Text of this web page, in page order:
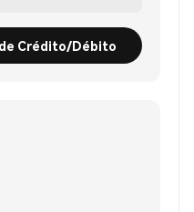
Crédito/Débito